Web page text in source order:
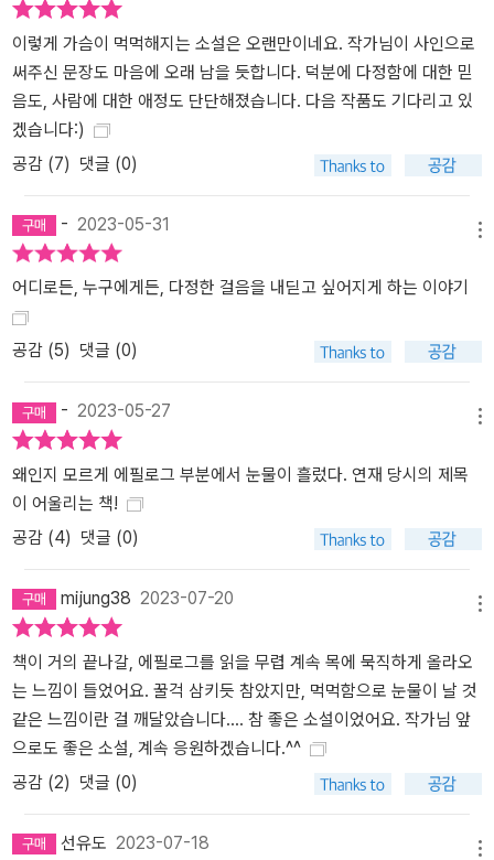
미의 감각이 다시금 깨어나기 시작한다. 해미는 다시 한번 선자 이모
의 일기를 읽으며 K.H.를 찾아보기로 결심한다. 오랫동안 고스란히
묻어두었던 상처를 들추어 실패로 남겨두었던 지난 일들을 바로잡을
수 있다면, 타인과의 관계에 대한 두려움을 극복하고 우재에게 한 걸
음 더 가까이 다가가볼 수도 있으리라 믿으며. 이제, 거대한 슬픔을 감
당하기에는 너무 여렸던 어린 자신과 대면하기 위한 해미의 용기 있
차를 두고 도착한 애틋한 화해의 인사 『눈부신 안부』는 어린 시절 선
자 이모의 첫사랑 K.H.를 찾으려 했던 해미가 그후 20여 년이 지나 다
시 한번 K.H.를 찾아 나서는 과정이 서사의 굵직한 줄기를 이룬다. 이
두 번에 걸친 시도를 통해 해미는 자신이 그사이 훌쩍 성장했음을 느
낀다. 어렸던 자신의 시선으로는 끝끝내 알아챌 수 없었을 K.H.에 관
한 단서를 하나씩 찾아내면서, 해미는 자신을 좌절하게 만들었던 유
년 시절의 한계가 당시로서는 필연적인 것이었음을 인정해나간다. 이
처럼 시간이 흐르며 자연스럽게 넓어진 시야를 통해 과거를 용인함으
로써 해미는 머지않아 과거가 될 현재의 자신까지도 온전히 받아들일
수 있게 된다. 해미가 자기 자신과 화해하며 눈부신 도약을 이루는 과
정을 지켜봐주는 타인들의 존재 또한 소중하다. 그들은 해미가 스스
로를 고립시킨 내면세계 밖으로 나올 수 있도록 계속해서 해미의 안
내미는 이러한 행위가 때로 누군가의 삶을 구원하기도 한다고 소설은
말한다. 이 다정한 소설을 펴내며, 이제 백수린은 독자를 향해 손을 내
로 한 걸음 나아갈 힘을 줄 수 있었으면”(백수린, ‘작가의 말’) 좋겠다
고. 미처 눈치채지 못했을 뿐 어느새 당신에게도 소중한 이들에게 용
기 내어 다가갈 힘이 차올랐을 거라고. 『눈부신 안부』에는 삶의 갖가
지 비극으로 인해 멀어졌던 타인과의, 나아가 자기 자신과의 진심어
린 화해라는 쉽지 않은 일을 해나가기로 다짐한 인물들의 발걸음이
그려져 있다. 그 진중한 발걸음에 실린 힘은 읽는 이에게로 고스란히
전달되어 더욱 상냥하고 아름다운 세계를 만들어가려는 현실의 동력
이렇게 가슴이 먹먹해지는 소설은 오랜만이네요. 작가님이 사인으로
써주신 문장도 마음에 오래 남을 듯합니다. 덕분에 다정함에 대한 믿
음도, 사람에 대한 애정도 단단해졌습니다. 다음 작품도 기다리고 있
겠습니다:)
공감 (7) 댓글 (0)
- 2023-05-31
어디로든, 누구에게든, 다정한 걸음을 내딛고 싶어지게 하는 이야기
공감 (5) 댓글 (0)
- 2023-05-27
왜인지 모르게 에필로그 부분에서 눈물이 흘렀다. 연재 당시의 제목
이 어울리는 책!
공감 (4) 댓글 (0)
mijung38 2023-07-20
책이 거의 끝나갈, 에필로그를 읽을 무렵 계속 목에 묵직하게 올라오
는 느낌이 들었어요. 꿀걱 삼키듯 참았지만, 먹먹함으로 눈물이 날 것
같은 느낌이란 걸 깨달았습니다.... 참 좋은 소설이었어요. 작가님 앞
으로도 좋은 소설, 계속 응원하겠습니다.^^
공감 (2) 댓글 (0)
선유도 2023-07-18